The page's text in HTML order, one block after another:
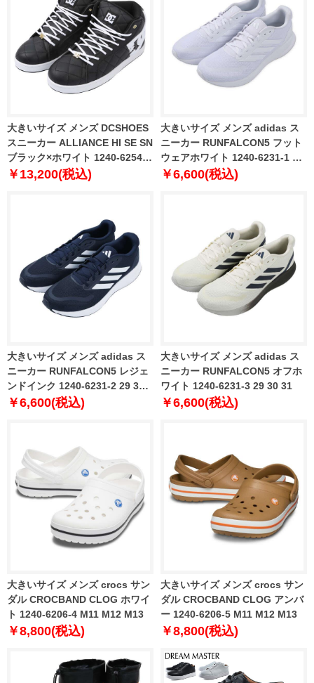
大きいサイズ メンズ DCSHOES
スニーカー ALLIANCE HI SE SN
ブラック×ホワイト 1240-6254-2
29 30
￥13,200(税込)
大きいサイズ メンズ adidas ス
ニーカー RUNFALCON5 フット
ウェアホワイト 1240-6231-1 29
30 31
￥6,600(税込)
大きいサイズ メンズ adidas ス
ニーカー RUNFALCON5 レジェ
ンドインク 1240-6231-2 29 30
31
￥6,600(税込)
大きいサイズ メンズ adidas ス
ニーカー RUNFALCON5 オフホ
ワイト 1240-6231-3 29 30 31
￥6,600(税込)
大きいサイズ メンズ crocs サン
ダル CROCBAND CLOG ホワイ
ト 1240-6206-4 M11 M12 M13
￥8,800(税込)
大きいサイズ メンズ crocs サン
ダル CROCBAND CLOG アンバ
ー 1240-6206-5 M11 M12 M13
￥8,800(税込)